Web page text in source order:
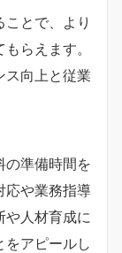
とで、より
らえます。
ス向上と従業
の準備時間を
応や業務指導
や人材育成に
をアピールし